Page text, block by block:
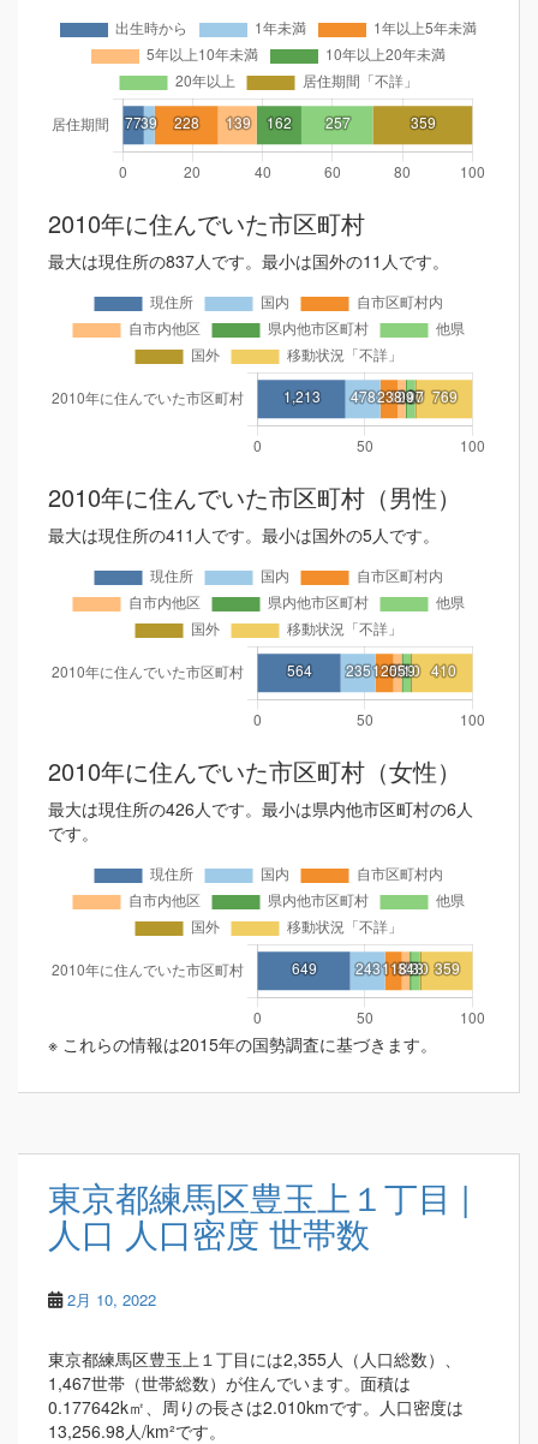
2010年に住んでいた市区町村
最大は現住所の837人です。最小は国外の11人です。
2010年に住んでいた市区町村（男性）
最大は現住所の411人です。最小は国外の5人です。
2010年に住んでいた市区町村（女性）
最大は現住所の426人です。最小は県内他市区町村の6人
です。
※ これらの情報は2015年の国勢調査に基づきます。
東京都練馬区豊玉上１丁目 |
人口 人口密度 世帯数
2月 10, 2022
東京都練馬区豊玉上１丁目には2,355人（人口総数）、
1,467世帯（世帯総数）が住んでいます。面積は
0.177642k㎡、周りの長さは2.010kmです。人口密度は
13,256.98人/km²です。